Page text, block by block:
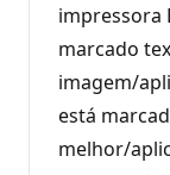
impressora
marcado
imagem/
está
melhor/